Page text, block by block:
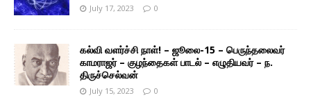
July 17, 2023 0
கல்வி வளர்ச்சி நாள்! – ஜூலை-15 – பெருந்தலைவர்
காமராஜர் – குழந்தைகள் பாடல் – எழுதியவர் – ந.
திருச்செல்வன்
July 15, 2023 0